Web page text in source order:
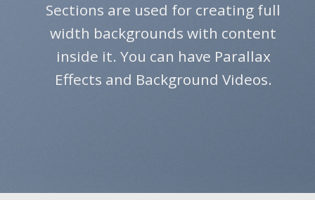
Sections are used for creating full
width backgrounds with content
inside it. You can have Parallax
Effects and Background Videos.